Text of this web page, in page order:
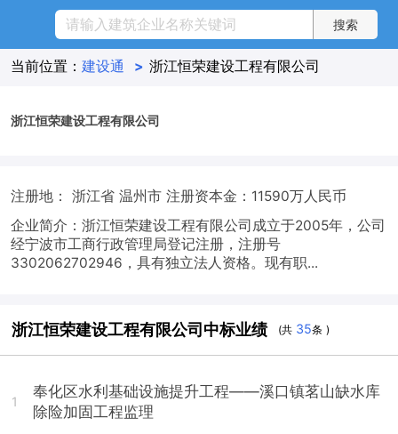
当前位置： 建设通 > 浙江恒荣建设工程有限公司
浙江恒荣建设工程有限公司
注册地： 浙江省 温州市 注册资本金：11590万人民币
企业简介：浙江恒荣建设工程有限公司成立于2005年，公司
经宁波市工商行政管理局登记注册，注册号
3302062702946，具有独立法人资格。现有职...
浙江恒荣建设工程有限公司中标业绩 (共 35条 )
1
奉化区水利基础设施提升工程——溪口镇茗山缺水库
除险加固工程监理